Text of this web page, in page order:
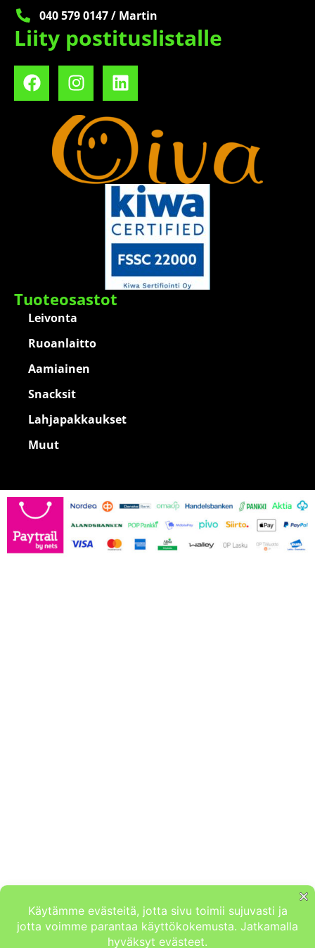
040 579 0147 / Martin
Liity postituslistalle
Tuoteosastot
Leivonta
Ruoanlaitto
Aamiainen
Snacksit
Lahjapakkaukset
Muut